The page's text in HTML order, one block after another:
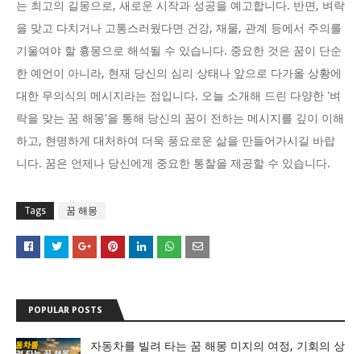
는 최고의 길몽으로, 새로운 시작과 성공을 예고합니다. 반면, 벼락
을 맞고 다치거나 고통스러웠다면 건강, 재물, 관계 등에서 주의를
기울여야 할 흉몽으로 해석될 수 있습니다. 중요한 것은 꿈이 단순
한 예언이 아니라, 현재 당신의 심리 상태나 앞으로 다가올 상황에
대한 무의식의 메시지라는 점입니다. 오늘 소개해 드린 다양한 '벼
락을 맞는 꿈 해몽'을 통해 당신의 꿈이 전하는 메시지를 깊이 이해
하고, 현명하게 대처하여 더욱 풍요로운 삶을 만들어가시길 바랍
니다. 꿈은 언제나 당신에게 중요한 통찰을 제공할 수 있습니다.
Tags 꿈 해몽
POPULAR POSTS
자동차를 빌려 타는 꿈 해몽 미지의 여정, 기회의 상